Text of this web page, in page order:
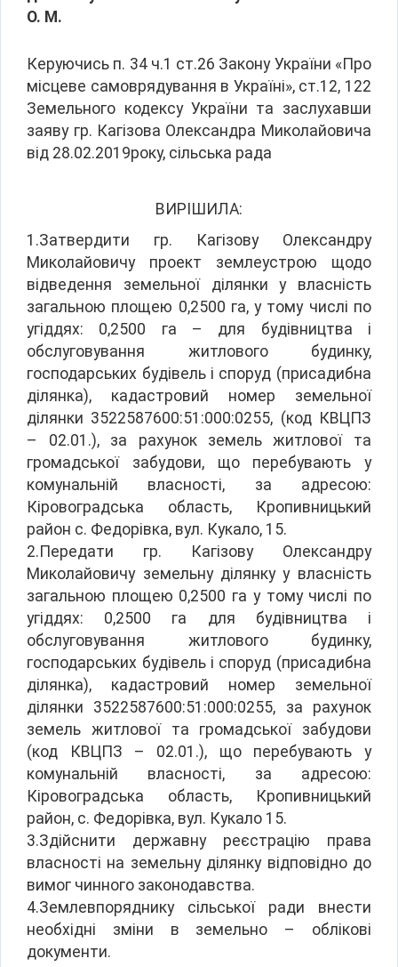
О. М.
Керуючись п. 34 ч.1 ст.26 Закону України «Про
місцеве самоврядування в Україні», ст.12, 122
Земельного кодексу України та заслухавши
заяву гр. Кагізова Олександра Миколайовича
від 28.02.2019року, сільська рада
ВИРІШИЛА:
1.Затвердити гр. Кагізову Олександру
Миколайовичу проект землеустрою щодо
відведення земельної ділянки у власність
загальною площею 0,2500 га, у тому числі по
угіддях: 0,2500 га – для будівництва і
обслуговування житлового будинку,
господарських будівель і споруд (присадибна
ділянка), кадастровий номер земельної
ділянки 3522587600:51:000:0255, (код КВЦПЗ
– 02.01.), за рахунок земель житлової та
громадської забудови, що перебувають у
комунальній власності, за адресою:
Кіровоградська область, Кропивницький
район с. Федорівка, вул. Кукало, 15.
2.Передати гр. Кагізову Олександру
Миколайовичу земельну ділянку у власність
загальною площею 0,2500 га у тому числі по
угіддях: 0,2500 га для будівництва і
обслуговування житлового будинку,
господарських будівель і споруд (присадибна
ділянка), кадастровий номер земельної
ділянки 3522587600:51:000:0255, за рахунок
земель житлової та громадської забудови
(код КВЦПЗ – 02.01.), що перебувають у
комунальній власності, за адресою:
Кіровоградська область, Кропивницький
район, с. Федорівка, вул. Кукало 15.
3.Здійснити державну реєстрацію права
власності на земельну ділянку відповідно до
вимог чинного законодавства.
4.Землевпоряднику сільської ради внести
необхідні зміни в земельно – облікові
документи.